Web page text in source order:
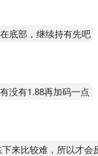
底部，继续持有先吧
没有1.88再加码一点
来比较难，所以才